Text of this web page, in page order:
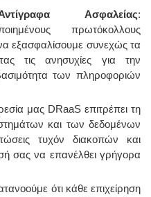
Ασφαλείας:
πρωτόκολλους
εξασφαλίσουμε συνεχώς τα
τις ανησυχίες για την
των πληροφοριών
μας DRaaS επιτρέπει τη
και των δεδομένων
τυχόν διακοπών και
σας να επανέλθει γρήγορα
ότι κάθε επιχείρηση